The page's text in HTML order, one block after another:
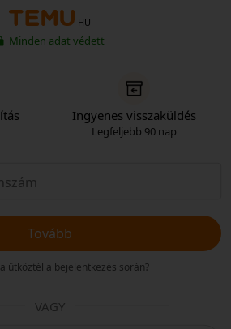
HU
Minden adat védett
Ingyenes visszaküldés
Legfeljebb 90 nap
Tovább
ütköztél a bejelentkezés során?
VAGY